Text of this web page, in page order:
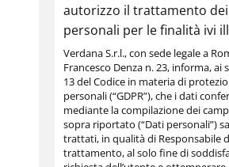
autorizzo il trattamento
personali per le finalità ivi
Verdana S.r.l., con sede legale a
Francesco Denza n. 23, informa, ai
13 del Codice in materia di
personali (“GDPR”), che i dati
mediante la compilazione dei
sopra riportato (“Dati personali”)
trattati, in qualità di Responsabile
trattamento, al solo fine di